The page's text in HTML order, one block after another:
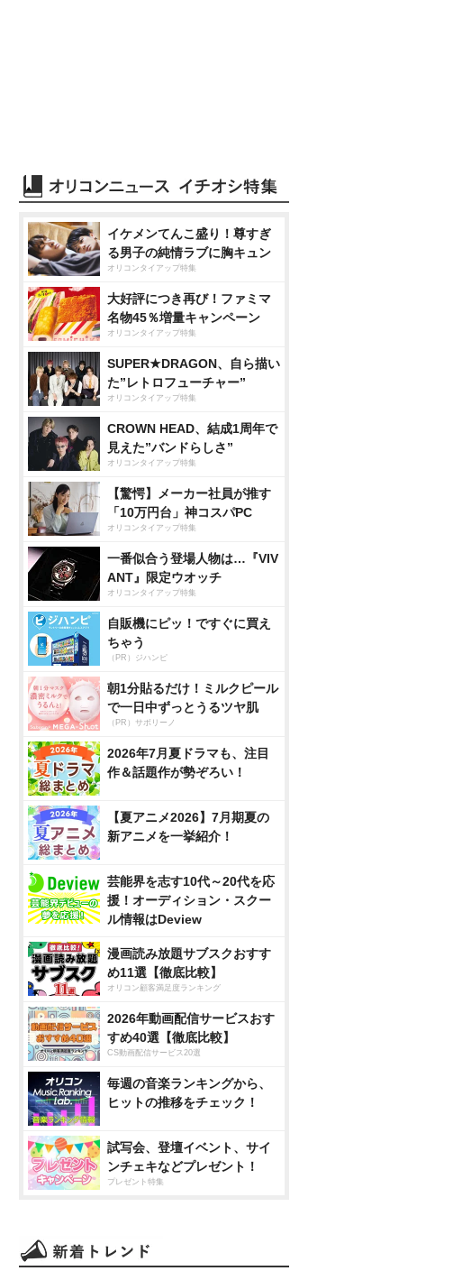
イケメンてんこ盛り！尊すぎ
る男子の純情ラブに胸キュン
オリコンタイアップ特集
大好評につき再び！ファミマ
名物45％増量キャンペーン
オリコンタイアップ特集
SUPER★DRAGON、自ら描い
た”レトロフューチャー”
オリコンタイアップ特集
CROWN HEAD、結成1周年で
見えた”バンドらしさ”
オリコンタイアップ特集
【驚愕】メーカー社員が推す
「10万円台」神コスパPC
オリコンタイアップ特集
一番似合う登場人物は…『VIV
ANT』限定ウオッチ
オリコンタイアップ特集
自販機にピッ！ですぐに買え
ちゃう
（PR）ジハンピ
朝1分貼るだけ！ミルクピール
で一日中ずっとうるツヤ肌
（PR）サボリーノ
2026年7月夏ドラマも、注目
作＆話題作が勢ぞろい！
【夏アニメ2026】7月期夏の
新アニメを一挙紹介！
芸能界を志す10代～20代を応
援！オーディション・スクー
ル情報はDeview
漫画読み放題サブスクおすす
め11選【徹底比較】
オリコン顧客満足度ランキング
2026年動画配信サービスおす
すめ40選【徹底比較】
CS動画配信サービス20選
毎週の音楽ランキングから、
ヒットの推移をチェック！
試写会、登壇イベント、サイ
ンチェキなどプレゼント！
プレゼント特集